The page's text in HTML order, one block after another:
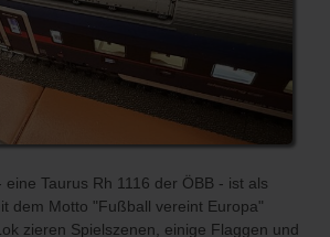
eine Taurus Rh 1116 der ÖBB - ist als
dem Motto "Fußball vereint Europa"
zieren Spielszenen, einige Flaggen und